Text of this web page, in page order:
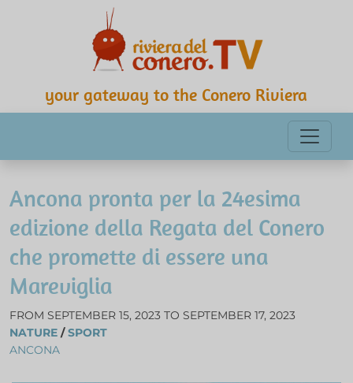
your gateway to the Conero Riviera
Ancona pronta per la 24esima
edizione della Regata del Conero
che promette di essere una
Mareviglia
FROM SEPTEMBER 15, 2023 TO SEPTEMBER 17, 2023
NATURE /SPORT
ANCONA